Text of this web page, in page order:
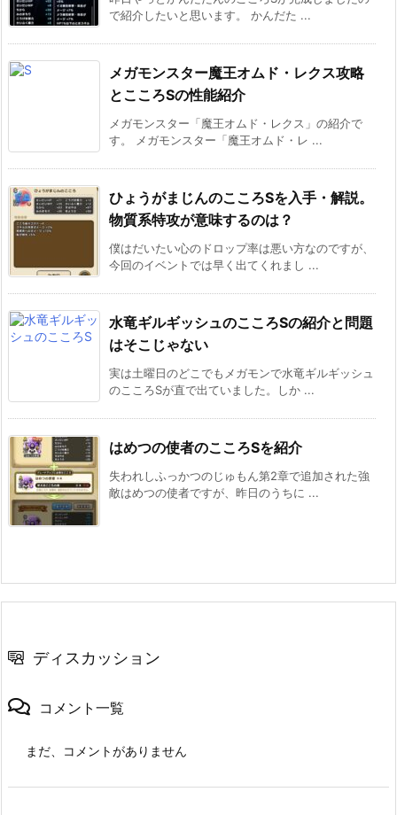
で紹介したいと思います。 かんだた ...
メガモンスター魔王オムド・レクス攻略
とこころSの性能紹介
メガモンスター「魔王オムド・レクス」の紹介で
す。 メガモンスター「魔王オムド・レ ...
ひょうがまじんのこころSを入手・解説。
物質系特攻が意味するのは？
僕はだいたい心のドロップ率は悪い方なのですが、
今回のイベントでは早く出てくれまし ...
水竜ギルギッシュのこころSの紹介と問題
はそこじゃない
実は土曜日のどこでもメガモンで水竜ギルギッシュ
のこころSが直で出ていました。しか ...
はめつの使者のこころSを紹介
失われしふっかつのじゅもん第2章で追加された強
敵はめつの使者ですが、昨日のうちに ...
ディスカッション
コメント一覧
まだ、コメントがありません